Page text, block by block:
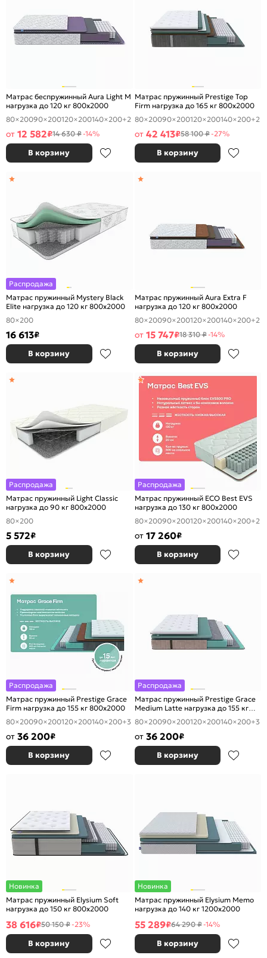
Матрас беспружинный Aura Light M
нагрузка до 120 кг 800x2000
80×20090×200120×200140×200+2
от 12 582₽14 630 ₽-14%
В корзину
Матрас пружинный Prestige Top
Firm нагрузка до 165 кг 800x2000
80×20090×200120×200140×200+2
от 42 413₽58 100 ₽-27%
В корзину
Распродажа
Матрас пружинный Mystery Black
Elite нагрузка до 120 кг 800x2000
80×200
16 613₽
В корзину
Матрас пружинный Aura Extra F
нагрузка до 120 кг 800x2000
80×20090×200120×200140×200+2
от 15 747₽18 310 ₽-14%
В корзину
Распродажа
Матрас пружинный Light Classic
нагрузка до 90 кг 800x2000
80×200
5 572₽
В корзину
Распродажа
Матрас пружинный ECO Best EVS
нагрузка до 130 кг 800x2000
80×20090×200120×200140×200+2
от 17 260₽
В корзину
Распродажа
Матрас пружинный Prestige Grace
Firm нагрузка до 155 кг 800x2000
80×20090×200120×200140×200+3
от 36 200₽
В корзину
Распродажа
Матрас пружинный Prestige Grace
Medium Latte нагрузка до 155 кг
800x2000
80×20090×200120×200140×200+3
от 36 200₽
В корзину
Новинка
Матрас пружинный Elysium Soft
нагрузка до 150 кг 800x2000
38 616₽50 150 ₽-23%
В корзину
Новинка
Матрас пружинный Elysium Memo
нагрузка до 140 кг 1200x2000
55 289₽64 290 ₽-14%
В корзину